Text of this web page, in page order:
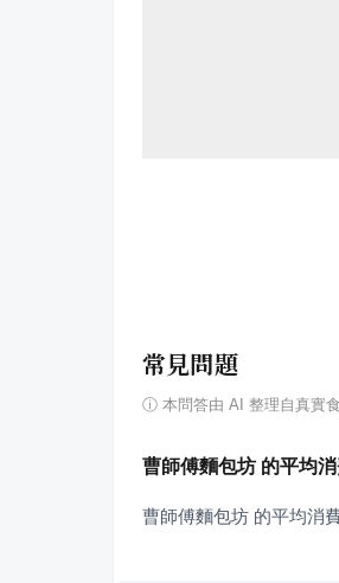
常見問題
ⓘ 本問答由 AI 整理自真實
曹師傅麵包坊 的平均
曹師傅麵包坊 的平均消